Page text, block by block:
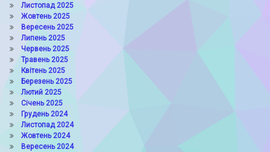
Листопад 2025
Жовтень 2025
Вересень 2025
Липень 2025
Червень 2025
Травень 2025
Квітень 2025
Березень 2025
Лютий 2025
Січень 2025
Грудень 2024
Листопад 2024
Жовтень 2024
Вересень 2024